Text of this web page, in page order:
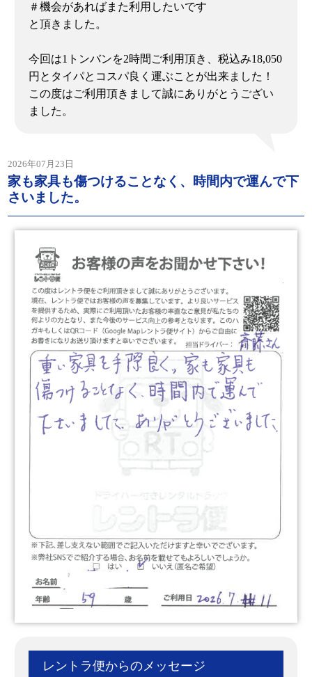
＃機会があればまた利用したいです
と頂きました。
今回は1トンバンを2時間ご利用頂き、税込み18,050
円とタイパとコスパ良く運ぶことが出来ました！
この度はご利用頂きまして誠にありがとうござい
ました。
2026年07月23日
家も家具も傷つけることなく、時間内で運んで下
さいました。
レントラ便からのメッセージ